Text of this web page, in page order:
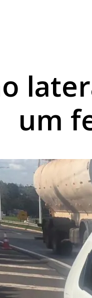
Umuarama lança
um